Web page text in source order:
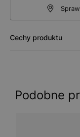
Cechy produktu
Podobne